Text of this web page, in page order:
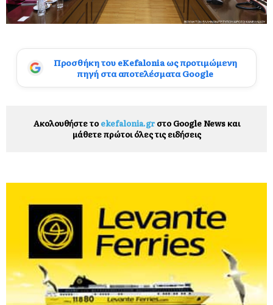
Προσθήκη του eKefalonia ως προτιμώμενη
πηγή στα αποτελέσματα Google
Ακολουθήστε το ekefalonia.grστο Google News και
μάθετε πρώτοι όλες τις ειδήσεις